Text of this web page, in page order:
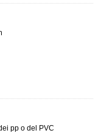
pp o del PVC